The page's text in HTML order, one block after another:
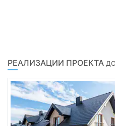
РЕАЛИЗАЦИИ ПРОЕКТА